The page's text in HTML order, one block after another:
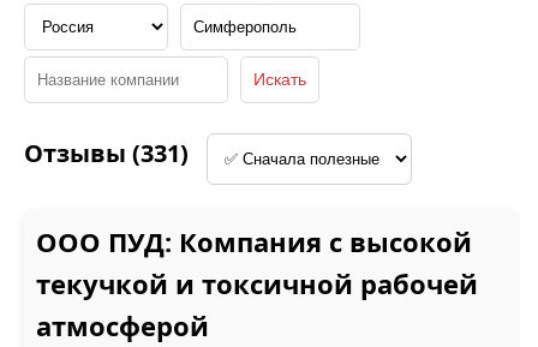
4.4
ЕВРООБУВЬ (3) СМАК (3)
1
ТОРГОВЫЙ ДОМ
ВРЕМЯ (3)
Отзывы (331)
ООО ПУД: Компания с высокой
текучкой и токсичной рабочей
атмосферой